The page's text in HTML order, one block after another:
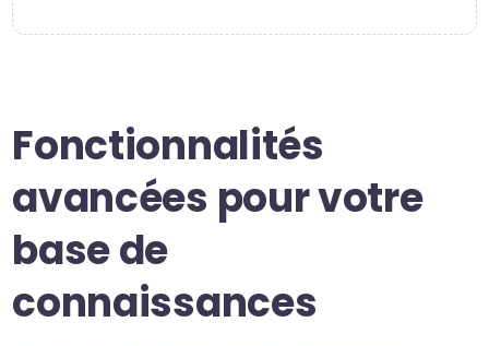
Fonctionnalités
avancées pour votre
base de
connaissances